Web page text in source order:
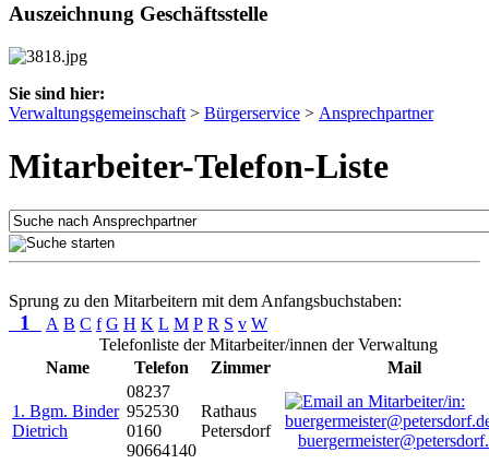
Auszeichnung Geschäftsstelle
Sie sind hier:
Verwaltungsgemeinschaft > Bürgerservice > Ansprechpartner
Mitarbeiter-Telefon-Liste
Sprung zu den Mitarbeitern mit dem Anfangsbuchstaben:
1 A B C f G H K L M P R S v W
Telefonliste der Mitarbeiter/innen der Verwaltung
Name
Telefon Zimmer Mail
1. Bgm. Binder
Dietrich
08237
952530
0160
90664140
Rathaus
Petersdorf